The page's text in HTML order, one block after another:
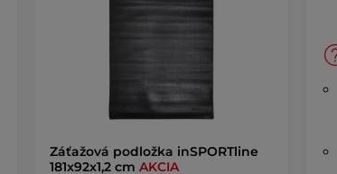
Záťažová podložka inSPORTline
181x92x1,2 cm AKCIA